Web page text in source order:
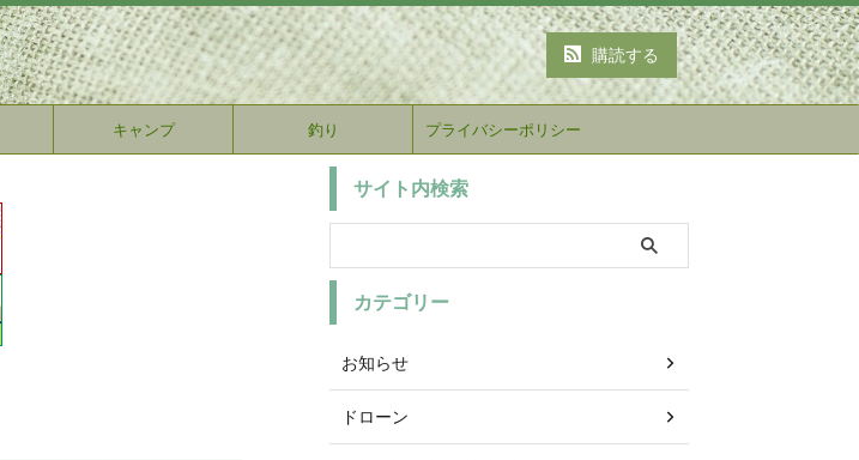
購読する
キャンプ 釣り プライバシーポリシー
サイト内検索
カテゴリー
お知らせ
ドローン